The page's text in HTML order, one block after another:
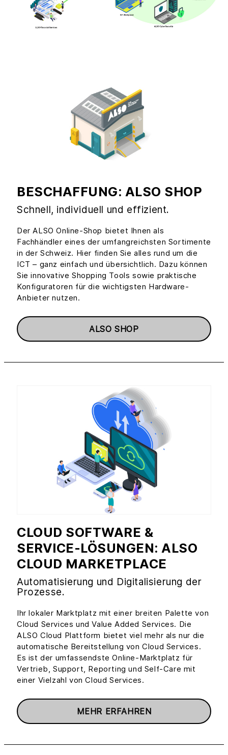
BESCHAFFUNG: ALSO SHOP
Schnell, individuell und effizient.
Der ALSO Online-Shop bietet Ihnen als
Fachhändler eines der umfangreichsten Sortimente
in der Schweiz. Hier finden Sie alles rund um die
ICT – ganz einfach und übersichtlich. Dazu können
Sie innovative Shopping Tools sowie praktische
Konfiguratoren für die wichtigsten Hardware-
Anbieter nutzen.
ALSO SHOP
CLOUD SOFTWARE &
SERVICE-LÖSUNGEN: ALSO
CLOUD MARKETPLACE
Automatisierung und Digitalisierung der
Prozesse.
Ihr lokaler Marktplatz mit einer breiten Palette von
Cloud Services und Value Added Services. Die
ALSO Cloud Plattform bietet viel mehr als nur die
automatische Bereitstellung von Cloud Services.
Es ist der umfassendste Online-Marktplatz für
Vertrieb, Support, Reporting und Self-Care mit
einer Vielzahl von Cloud Services.
MEHR ERFAHREN